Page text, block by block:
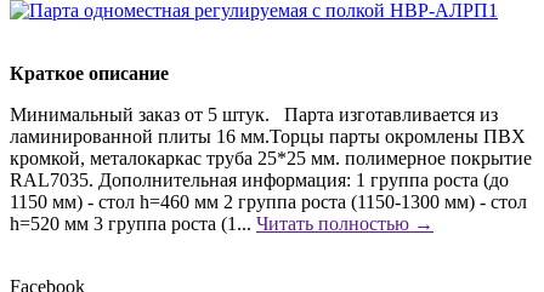
Краткое описание
Минимальный заказ от 5 штук. Парта изготавливается из
ламинированной плиты 16 мм.Торцы парты окромлены ПВХ
кромкой, металокаркас труба 25*25 мм. полимерное покрытие
RAL7035. Дополнительная информация: 1 группа роста (до
1150 мм) - стол h=460 мм 2 группа роста (1150-1300 мм) - стол
h=520 мм 3 группа роста (1... Читать полностью →
Facebook